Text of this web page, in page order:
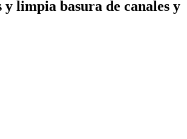
y limpia basura de canales y